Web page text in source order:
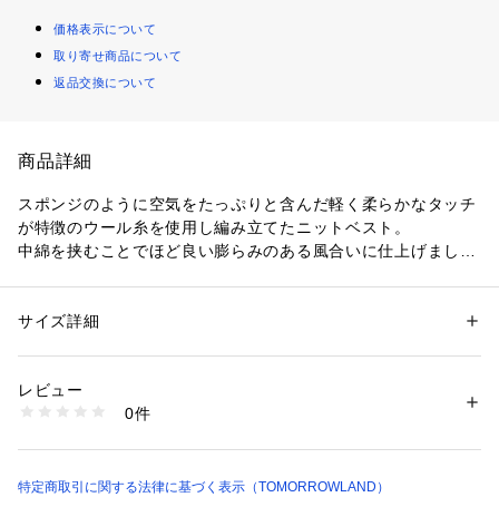
価格表示について
取り寄せ商品について
返品交換について
商品詳細
スポンジのように空気をたっぷりと含んだ軽く柔らかなタッチ
が特徴のウール糸を使用し編み立てたニットベスト。
中綿を挟むことでほど良い膨らみのある風合いに仕上げまし
着。
両サイドにはポケットを配した、機能性の高さも魅力。
スタイリングに今季らしい雰囲気を演出してくれるアイテムで
性別：レディース
素材：表地：ウール100％　中わた：ポリエステル100％　裏地：ウール
洗濯：洗濯不可、漂白不可、タンブル乾燥不可、アイロン仕上げ可、ドラ
イ可、ウエットクリーニング不可
商品番号：1095000002795 （モール）
サイズ詳細
レビュー
0件
特定商取引に関する法律に基づく表示（TOMORROWLAND）